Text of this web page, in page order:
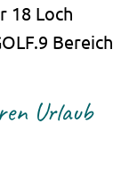
18 Loch
Bereich
Urlaub